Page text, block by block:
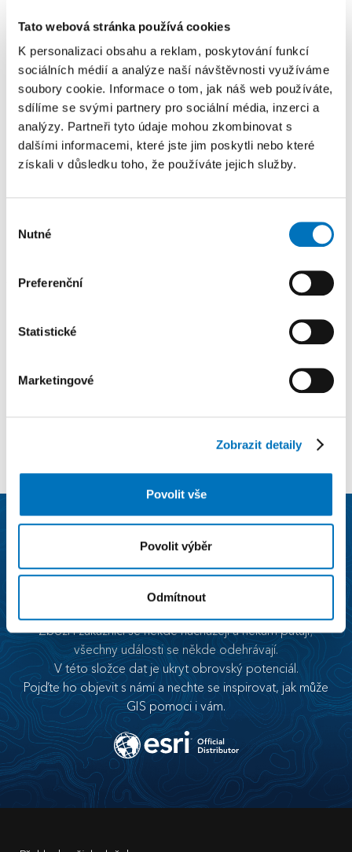
Tato webová stránka používá cookies
K personalizaci obsahu a reklam, poskytování funkcí
sociálních médií a analýze naší návštěvnosti využíváme
soubory cookie. Informace o tom, jak náš web používáte,
sdílíme se svými partnery pro sociální média, inzerci a
analýzy. Partneři tyto údaje mohou zkombinovat s
dalšími informacemi, které jste jim poskytli nebo které
získali v důsledku toho, že používáte jejich služby.
souhlasu
Nutné
Preferenční
Statistické
Marketingové
Zobrazit detaily
Povolit vše
Povolit výběr
Odmítnout
NASAZENÍ V PRAXI
GIS v NET4GAS: Digitální pilíř
energetické transformace
Plynárenská infrastruktura bývá na první pohled
neviditelná – skryté trubky pod zemí, kilometry
potrubí, tisíce zařízení a objektů. Přesto jde o jeden
energetická bezpečnost České republiky.
Přejete si zůstat s námi v kontaktu a dostávat novinky ze
Zboží i zákazníci se někde nacházejí a někam putují;
všechny události se někde odehrávají.
V této složce dat je ukryt obrovský potenciál.
Pojďte ho objevit s námi a nechte se inspirovat, jak může
GIS pomoci i vám.